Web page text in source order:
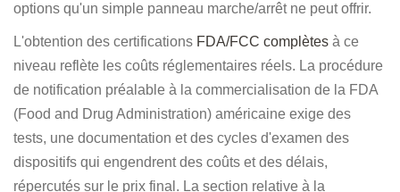
options qu'un simple panneau marche/arrêt ne peut offrir.
L'obtention des certifications FDA/FCC complètes à ce
niveau reflète les coûts réglementaires réels. La procédure
de notification préalable à la commercialisation de la FDA
(Food and Drug Administration) américaine exige des
tests, une documentation et des cycles d'examen des
dispositifs qui engendrent des coûts et des délais,
répercutés sur le prix final. La section relative à la